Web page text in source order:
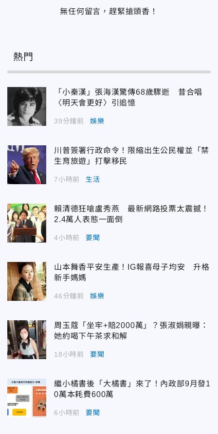
無任何留言，趕緊搶頭香！
熱門
「小秦漢」張海漢驚傳68歲驟逝 昔合唱
〈明天會更好〉引追憶
39分鐘前 娛樂
川普簽署行政命令！限縮出生公民權並「禁
生育旅遊」打擊移民
7小時前 生活
賴清德狂嗆盧秀燕 最新網路投票太震撼！
2.4萬人表態一面倒
4小時前 要聞
山本舞香平安生產！IG報喜母子均安 升格
新手媽媽
46分鐘前 娛樂
周玉蔻「坐牢+賠2000萬」？張淑娟親曝：
她約喝下午茶求和解
18小時前 要聞
繼小橘書後「大橘書」來了！內政部9月發1
0萬本耗費600萬
6小時前 要聞